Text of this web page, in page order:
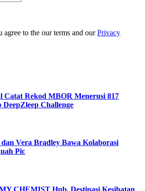
to the our terms and ourPrivacy
Catat Rekod MBOR Menerusi 817
Challenge
Vera Bradley Bawa Kolaborasi
Pic
CHEMIST Hub, Destinasi Kesihatan